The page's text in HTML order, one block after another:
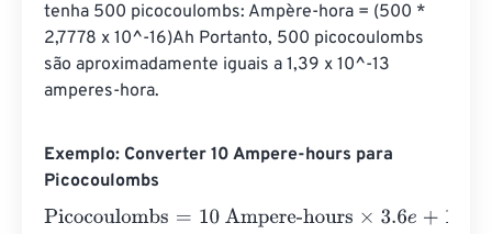
tenha 500 picocoulombs: Ampère-hora = (500 *
2,7778 x 10^-16)Ah Portanto, 500 picocoulombs
são aproximadamente iguais a 1,39 x 10^-13
amperes-hora.
Exemplo: Converter 10 Ampere-hours para
Picocoulombs
Picocoulombs=10 Ampere-hours×3.6e+ 15 =